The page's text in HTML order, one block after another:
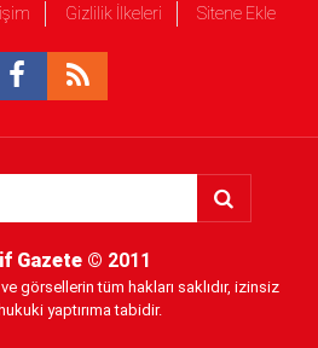
Gizlilik İlkeleri Sitene Ekle
Gazete © 2011
görsellerin tüm hakları saklıdır, izinsiz
yaptırıma tabidir.